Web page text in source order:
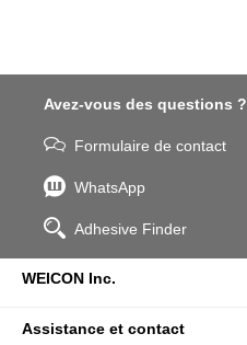
Avez-vous des questions ?
Formulaire de contact
WhatsApp
Adhesive Finder
WEICON Inc.
Assistance et contact